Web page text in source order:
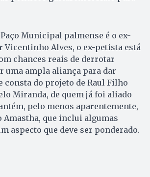
Municipal palmense é o ex-
Vicen­tinho Alves, o ex-petista está
chances reais de derrotar
uma ampla aliança para dar
consta do projeto de Raul Filho
Miranda, de quem já foi aliado
pelo menos aparentemente,
que inclui algumas
aspecto que deve ser ponderado.